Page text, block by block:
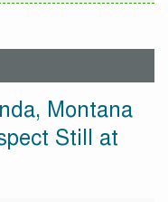
Montana
Still at